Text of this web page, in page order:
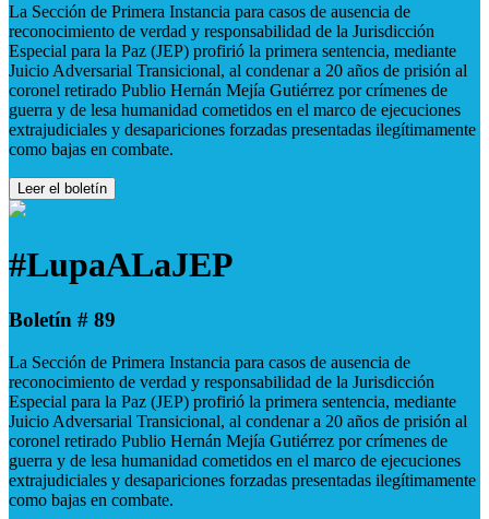
La Sección de Primera Instancia para casos de ausencia de
reconocimiento de verdad y responsabilidad de la Jurisdicción
Especial para la Paz (JEP) profirió la primera sentencia, mediante
Juicio Adversarial Transicional, al condenar a 20 años de prisión al
coronel retirado Publio Hernán Mejía Gutiérrez por crímenes de
guerra y de lesa humanidad cometidos en el marco de ejecuciones
extrajudiciales y desapariciones forzadas presentadas ilegítimamente
como bajas en combate.
Leer el boletín
#LupaALaJEP
Boletín # 89
La Sección de Primera Instancia para casos de ausencia de
reconocimiento de verdad y responsabilidad de la Jurisdicción
Especial para la Paz (JEP) profirió la primera sentencia, mediante
Juicio Adversarial Transicional, al condenar a 20 años de prisión al
coronel retirado Publio Hernán Mejía Gutiérrez por crímenes de
guerra y de lesa humanidad cometidos en el marco de ejecuciones
extrajudiciales y desapariciones forzadas presentadas ilegítimamente
como bajas en combate.